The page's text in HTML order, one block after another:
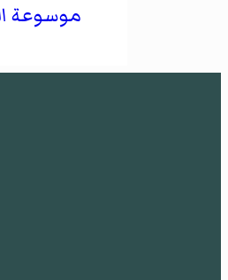
موسوعة